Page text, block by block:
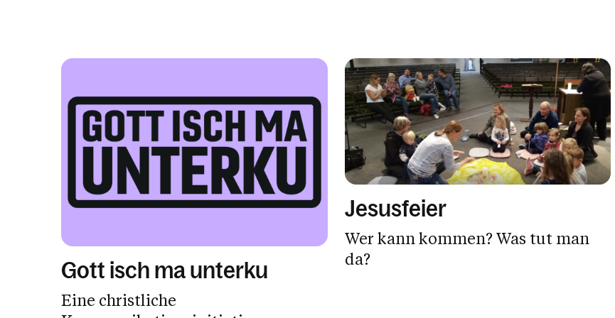
Gott isch ma unterku
Eine christliche
Jesusfeier
Wer kann kommen? Was tut man
da?